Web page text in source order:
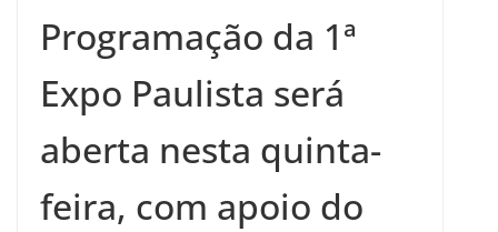
Programação da 1ª
Expo Paulista será
aberta nesta quinta-
feira, com apoio do